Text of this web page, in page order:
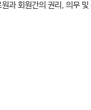
과 회원간의 권리, 의무